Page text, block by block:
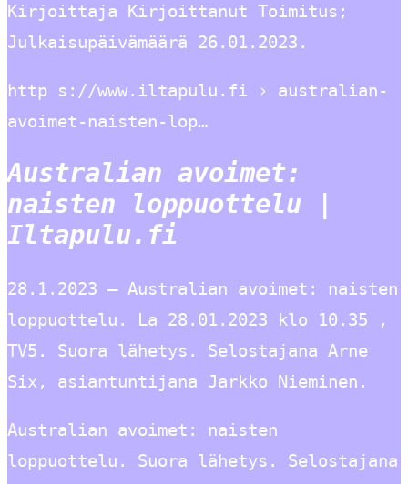
Kirjoittaja Kirjoittanut Toimitus;
Julkaisupäivämäärä 26.01.2023.
http s://www.iltapulu.fi › australian-
avoimet-naisten-lop…
Australian avoimet:
naisten loppuottelu |
Iltapulu.fi
28.1.2023 — Australian avoimet: naisten
loppuottelu. La 28.01.2023 klo 10.35 ,
TV5. Suora lähetys. Selostajana Arne
Six, asiantuntijana Jarkko Nieminen.
Australian avoimet: naisten
loppuottelu. Suora lähetys. Selostajana